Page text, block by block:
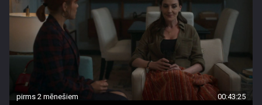
pirms 2 mēnešiem 00:43:25